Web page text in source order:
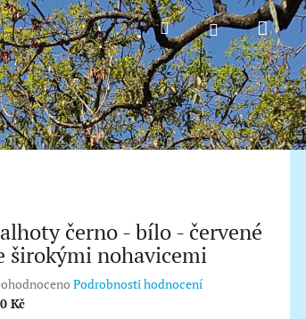
HledatPřihlášení
černo - bílo - červené
širokými nohavicemi
Podrobnosti hodnocení
Kč